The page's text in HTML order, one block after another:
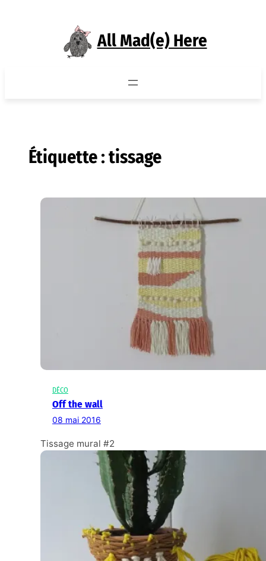
All Mad(e) Here
Étiquette :tissage
DÉCO
Off the wall
08 mai 2016
Tissage mural #2